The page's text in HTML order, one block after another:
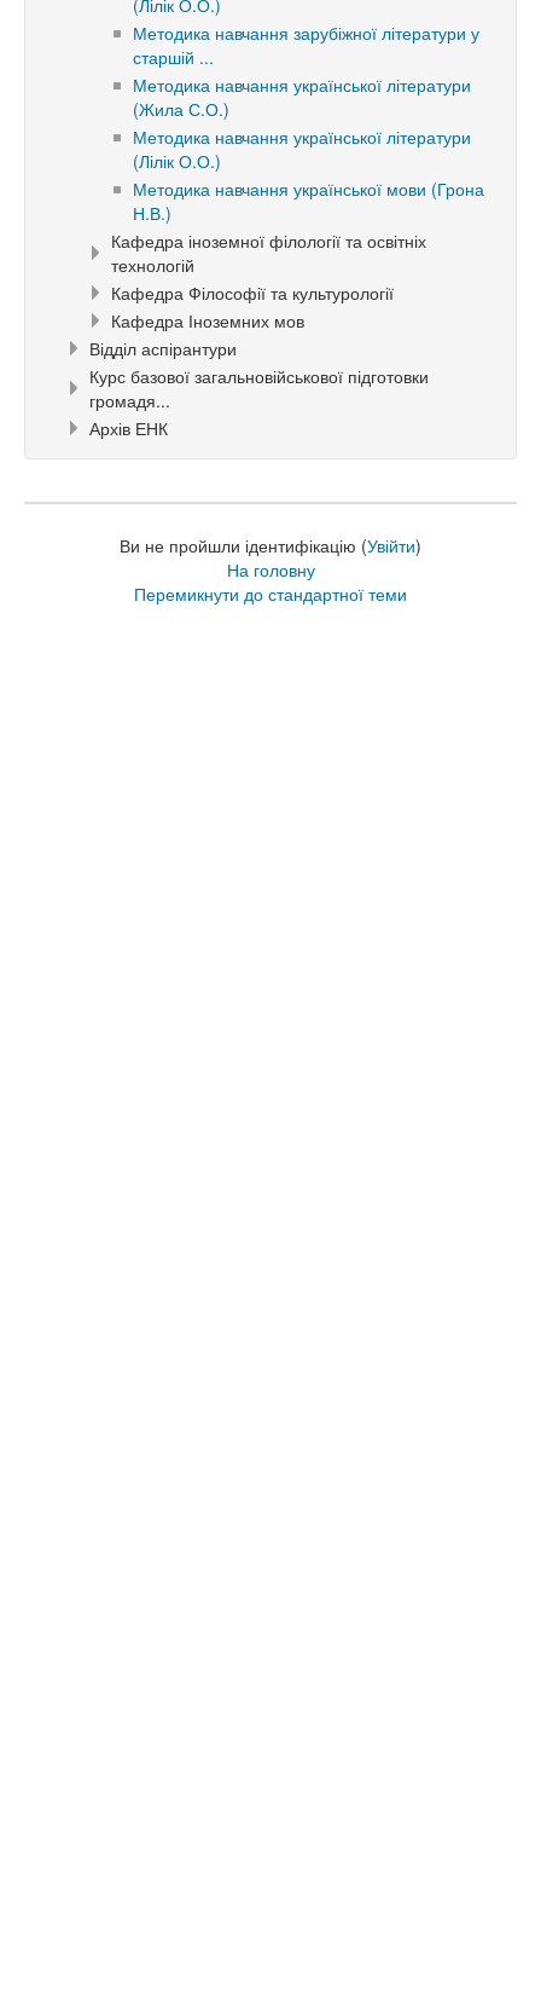
Методика навчання зарубіжної літератури у
старшій ...
Методика навчання української літератури
(Жила С.О.)
Методика навчання української літератури
(Лілік О.О.)
Методика навчання української мови (Грона
Н.В.)
Кафедра іноземної філології та освітніх
технологій
Кафедра Філософії та культурології
Кафедра Іноземних мов
Відділ аспірантури
Курс базової загальновійськової підготовки
громадя...
Архів ЕНК
Ви не пройшли ідентифікацію (Увійти)
На головну
Перемикнути до стандартної теми